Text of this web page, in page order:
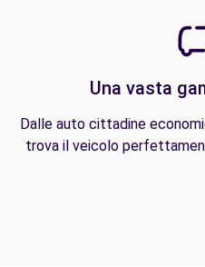
Una vasta
Dalle auto cittadine
trova il veicolo